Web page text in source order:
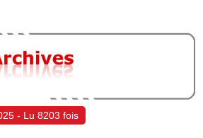
- Lu 8203 fois